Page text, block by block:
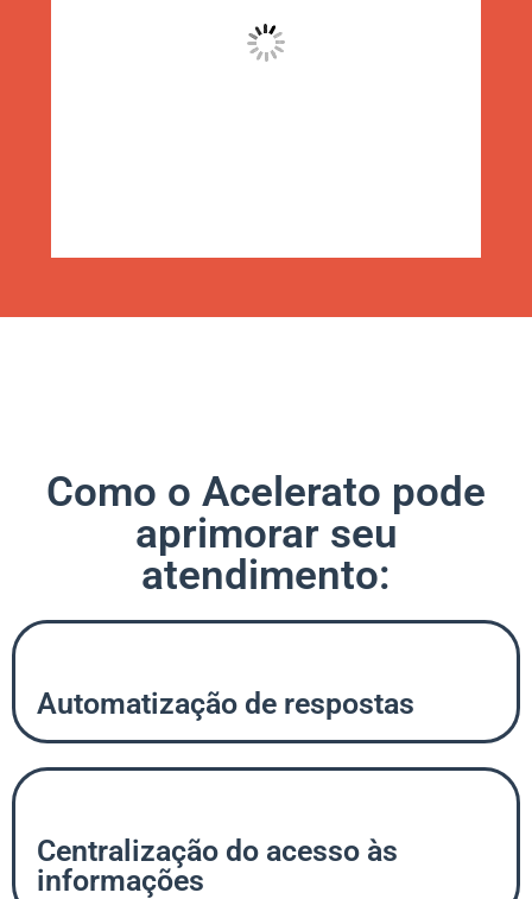
Como o Acelerato pode
aprimorar seu
atendimento:
Automatização de respostas
Centralização do acesso às
informações